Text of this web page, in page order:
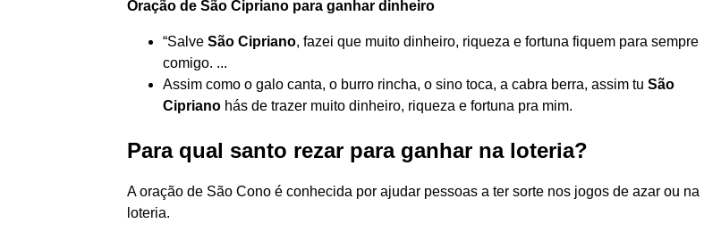
Oração de São Cipriano para ganhar dinheiro
“Salve São Cipriano, fazei que muito dinheiro, riqueza e fortuna fiquem para sempre
comigo. ...
Assim como o galo canta, o burro rincha, o sino toca, a cabra berra, assim tu São
Cipriano hás de trazer muito dinheiro, riqueza e fortuna pra mim.
Para qual santo rezar para ganhar na loteria?
A oração de São Cono é conhecida por ajudar pessoas a ter sorte nos jogos de azar ou na
loteria.